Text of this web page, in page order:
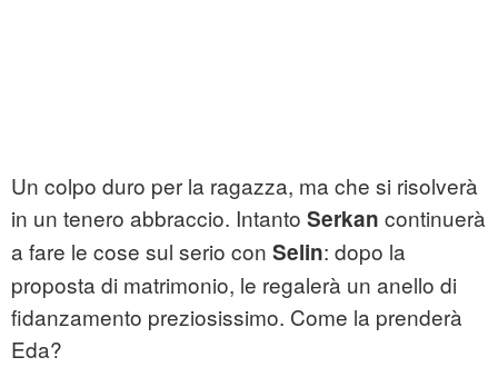
Un colpo duro per la ragazza, ma che si risolverà
in un tenero abbraccio. Intanto Serkan continuerà
a fare le cose sul serio con Selin: dopo la
proposta di matrimonio, le regalerà un anello di
fidanzamento preziosissimo. Come la prenderà
Eda?